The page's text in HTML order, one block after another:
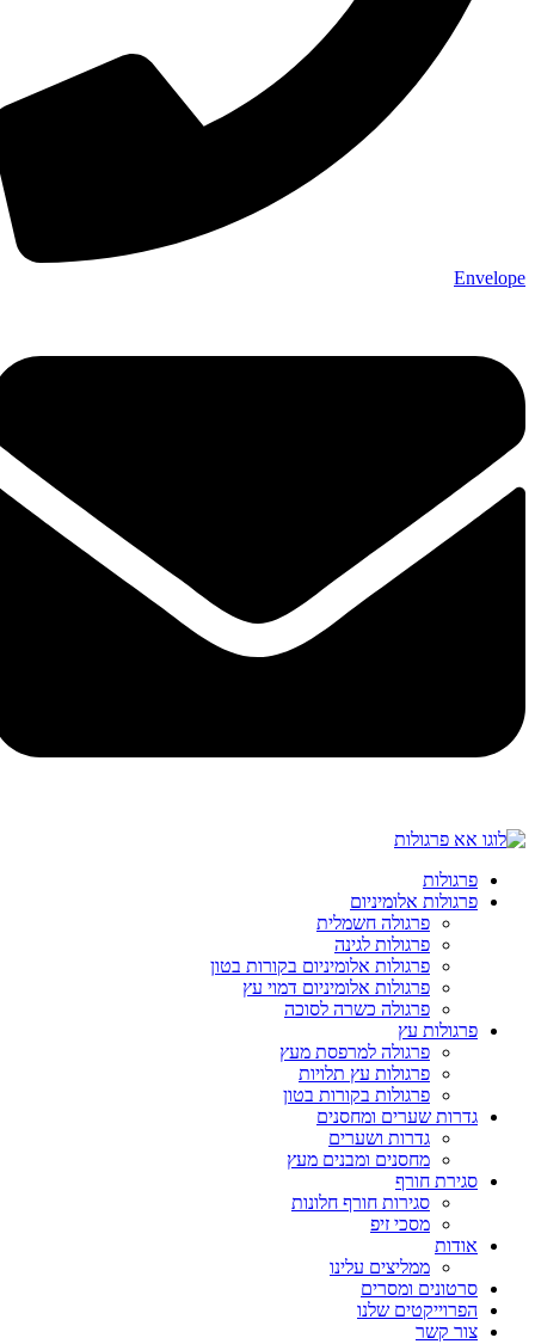
Envelope
פרגולות
פרגולות אלומיניום
פרגולה חשמלית
פרגולות לגינה
פרגולות אלומיניום בקורות בטון
פרגולות אלומיניום דמוי עץ
פרגולה כשרה לסוכה
פרגולות עץ
פרגולה למרפסת מעץ
פרגולות עץ תלויות
פרגולות בקורות בטון
גדרות שערים ומחסנים
גדרות ושערים
מחסנים ומבנים מעץ
סגירת חורף
סגירות חורף חלונות
מסכי זיפ
אודות
ממליצים עלינו
סרטונים ומסרים
הפרוייקטים שלנו
צור קשר